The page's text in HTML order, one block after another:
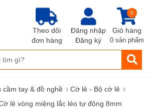
Đăng nhập
Đăng ký
Giỏ hàng
0
0 sản phẩm
Theo dõi
đơn hàng
cầm tay & đồ nghề › Cờ lê - Bộ cờ lê ›
lê vòng miệng lắc léo tự động 8mm